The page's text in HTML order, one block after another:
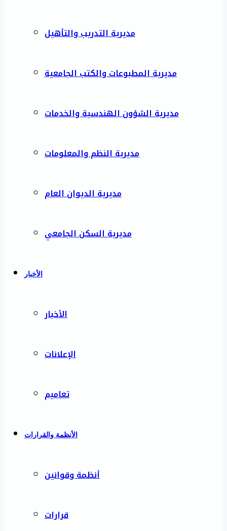
مديرية التدريب والتأهيل
مديرية المطبوعات والكتب الجامعية
مديرية الشؤون الهندسية والخدمات
مديرية النظم والمعلومات
مديرية الديوان العام
مديرية السكن الجامعي
الأخبار
الأخبار
الإعلانات
تعاميم
الأنظمة والقرارات
أنظمة وقوانين
قرارات